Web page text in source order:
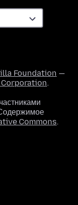
Foundation —
.
Commons.